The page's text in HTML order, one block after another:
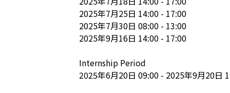
2025年7月25日 14:00 - 17:00
2025年7月30日 08:00 - 13:00
2025年9月16日 14:00 - 17:00
Internship Period
2025年6月20日 09:00 - 2025年9月20日